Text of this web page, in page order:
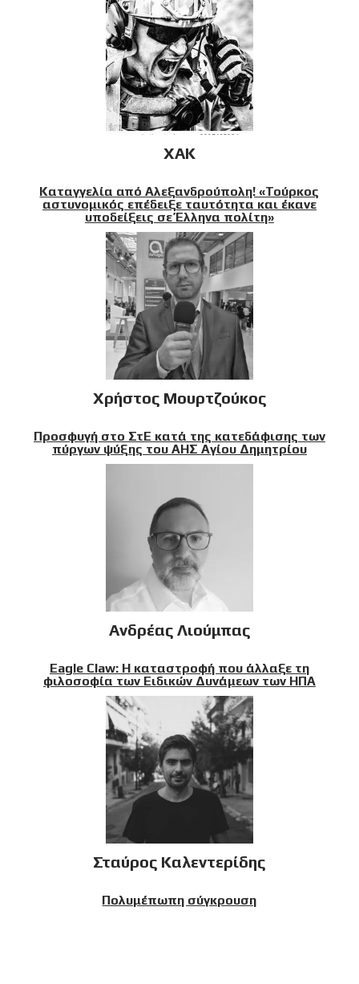
XAK
Καταγγελία από Αλεξανδρούπολη! «Τούρκος
αστυνομικός επέδειξε ταυτότητα και έκανε
υποδείξεις σε Έλληνα πολίτη»
Χρήστος Μουρτζούκος
Προσφυγή στο ΣτΕ κατά της κατεδάφισης των
πύργων ψύξης του ΑΗΣ Αγίου Δημητρίου
Ανδρέας Λιούμπας
Eagle Claw: Η καταστροφή που άλλαξε τη
φιλοσοφία των Ειδικών Δυνάμεων των ΗΠΑ
Σταύρος Καλεντερίδης
Πολυμέπωπη σύγκρουση